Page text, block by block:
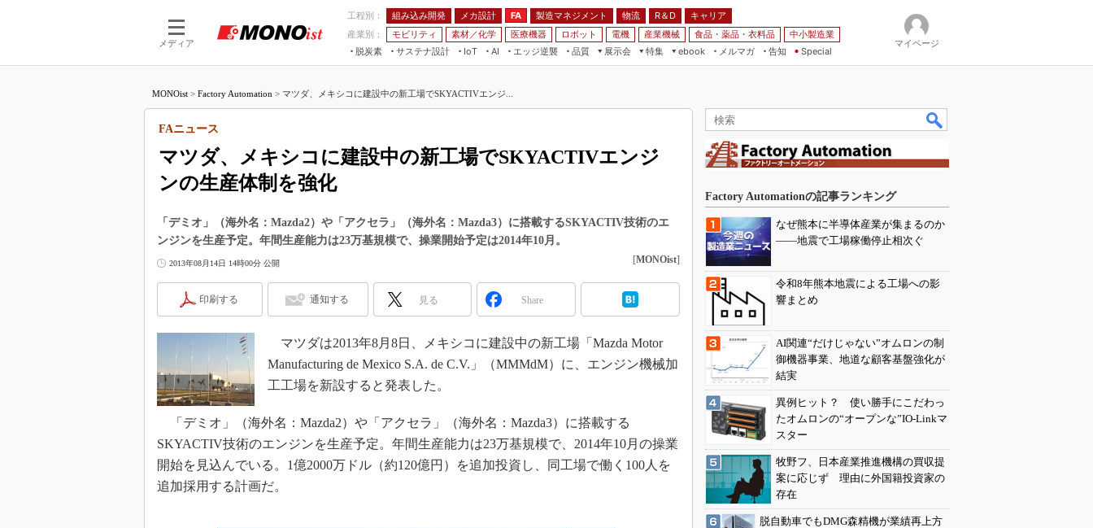
メディア
工程別： 組み込み開発 メカ設計 FA 製造マネジメント 物流 R＆D
キャリア
産業別：
モビリティ 素材／化学 医療機器 ロボット 電機 産業機械 食品・薬品・衣料品
中小製造業
脱炭素
サステナ設計
IoT
つながる工場
AI
AI×設備保全
エッジ逆襲 品質
展示会
JIMTOF
IIFES
TECHNO-FRONTIER
スマート工場EXPO
EdgeTech+
特集
つながるクルマ
組み込み画像技術
組み込みモデリング
車載ソフト開発
ISO26262
無償設計ツール
3Dプリンタ
S＆OP
インダストリー4.0
イノベーション
ebook
メルマガ
告知 Special
マイページ
MONOist > Factory Automation > マツダ、メキシコに建設中の新工場でSKYACTIVエンジ...
マツダ、メキシコに建設中の新工場でSKYACTIVエンジ
ンの生産体制を強化
FAニュース
「デミオ」（海外名：Mazda2）や「アクセラ」（海外名：Mazda3）に搭載するSKYACTIV技術のエ
ンジンを生産予定。年間生産能力は23万基規模で、操業開始予定は2014年10月。
2013年08月14日 14時00分 公開 [MONOist]
印刷する 通知する 見る Share
マツダは2013年8月8日、メキシコに建設中の新工場「Mazda Motor
Manufacturing de Mexico S.A. de C.V.」（MMMdM）に、エンジン機械加
工工場を新設すると発表した。
「デミオ」（海外名：Mazda2）や「アクセラ」（海外名：Mazda3）に搭載する
SKYACTIV技術のエンジンを生産予定。年間生産能力は23万基規模で、2014年10月の操業
開始を見込んでいる。1億2000万ドル（約120億円）を追加投資し、同工場で働く100人を
追加採用する計画だ。
Factory Automationの記事ランキング
なぜ熊本に半導体産業が集まるのか
――地震で工場稼働停止相次ぐ
令和8年熊本地震による工場への影
響まとめ
AI関連“だけじゃない”オムロンの制
御機器事業、地道な顧客基盤強化が
結実
異例ヒット？ 使い勝手にこだわっ
たオムロンの“オープンな”IO-Linkマ
スター
牧野フ、日本産業推進機構の買収提
案に応じず 理由に外国籍投資家の
存在
脱自動車でもDMG森精機が業績再上方